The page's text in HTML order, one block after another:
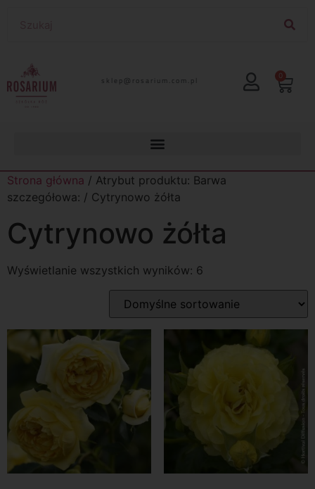
lp.moc.muirasor@pelks 0
Strona główna / Atrybut produktu: Barwa
szczegółowa: / Cytrynowo żółta
Cytrynowo żółta
Wyświetlanie wszystkich wyników: 6